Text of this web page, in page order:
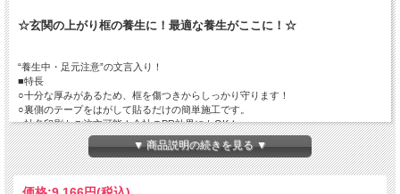
☆玄関の上がり框の養生に！最適な養生がここに！☆
“養生中・足元注意”の文言入り！
■特長
○十分な厚みがあるため、框を傷つきからしっかり守ります！
○裏側のテープをはがして貼るだけの簡単施工です。
○社名印刷もご注文可能！会社のPR効果にもOK！
○繰り返し使えますので、環境に優しく経済的です。
■材質 ポリプロピレン
▼ 商品説明の続きを見る ▼